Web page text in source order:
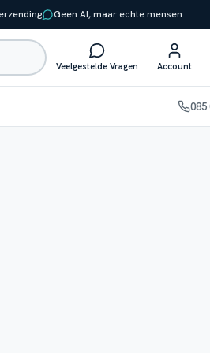
Geen AI, maar echte mensen
Veelgestelde Vragen Account
085